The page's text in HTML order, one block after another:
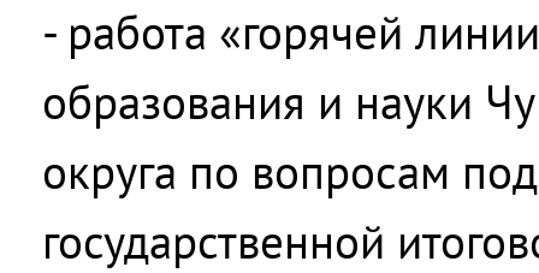
- работа «горячей
образования и науки
округа по вопросам
государственной